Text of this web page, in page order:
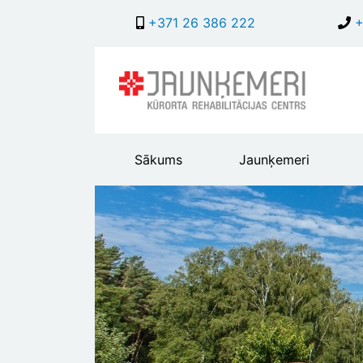
+371 26 386 222
Main
header
menu
Sākums Jaunķemeri